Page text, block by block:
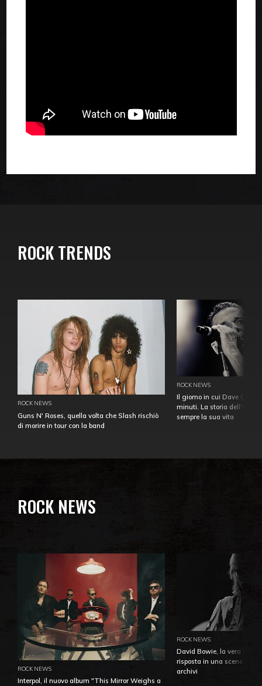
ROCK TRENDS
ROCK NEWS
Guns N' Roses, quella volta che Slash rischiò
di morire in tour con la band
ROCK NEWS
Il giorno in cui Dave
minuti. La storia
sempre la sua vita
ROCK NEWS
ROCK NEWS
Interpol, il nuovo album "This Mirror Weighs a
ROCK NEWS
David Bowie, la vera
risposta in una
archivi